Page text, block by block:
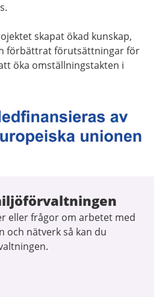
skapat ökad kunskap,
förbättrat förutsättningar för
öka omställningstakten i
eller frågor om arbetet med
och nätverk så kan du